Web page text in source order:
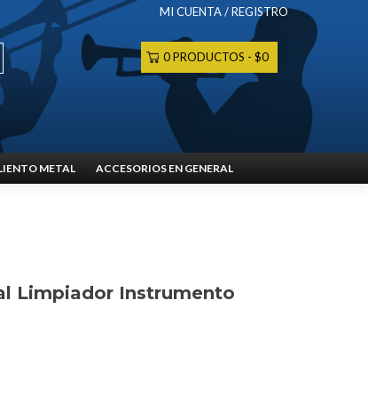
MI CUENTA / REGISTRO
0 PRODUCTOS $0
METAL ACCESORIOS EN GENERAL
Limpiador Instrumento